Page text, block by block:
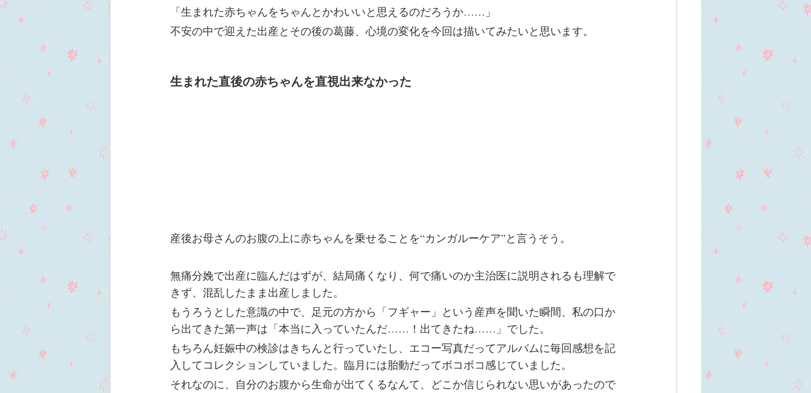
「生まれた赤ちゃんをちゃんとかわいいと思えるのだろうか……」
不安の中で迎えた出産とその後の葛藤、心境の変化を今回は描いてみたいと思います。
生まれた直後の赤ちゃんを直視出来なかった
産後お母さんのお腹の上に赤ちゃんを乗せることを“カンガルーケア”と言うそう。
無痛分娩で出産に臨んだはずが、結局痛くなり、何で痛いのか主治医に説明されるも理解で
きず、混乱したまま出産しました。
もうろうとした意識の中で、足元の方から「フギャー」という産声を聞いた瞬間、私の口か
ら出てきた第一声は「本当に入っていたんだ……！出てきたね……」でした。
もちろん妊娠中の検診はきちんと行っていたし、エコー写真だってアルバムに毎回感想を記
入してコレクションしていました。臨月には胎動だってボコボコ感じていました。
それなのに、自分のお腹から生命が出てくるなんて、どこか信じられない思いがあったので